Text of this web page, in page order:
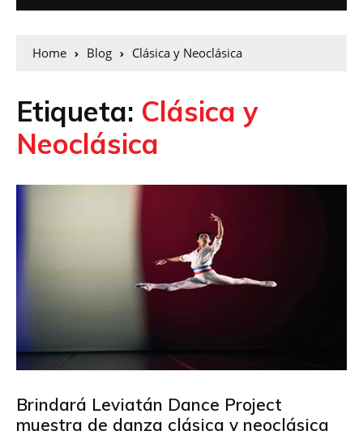
Home Blog Clásica y Neoclásica
Etiqueta: Clásica y
Neoclásica
Brindará Leviatán Dance Project
muestra de danza clásica y neoclásica